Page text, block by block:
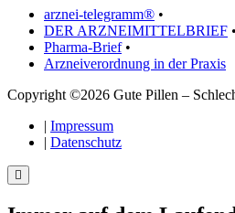
arznei-telegramm® •
DER ARZNEIMITTELBRIEF •
Pharma-Brief•
Arzneiverordnung in der Praxis
Copyright ©2026 Gute Pillen –
| Impressum
| Datenschutz